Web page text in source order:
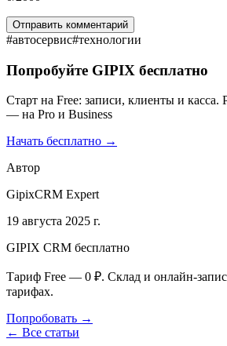
Отправить комментарий
#автосервис#технологии
Попробуйте GIPIX бесплатно
Старт на Free: записи, клиенты и
— на Pro и Business
Начать бесплатно →
Автор
GipixCRM Expert
19 августа 2025 г.
GIPIX CRM бесплатно
Тариф Free — 0 ₽. Склад и онлайн-
тарифах.
Попробовать →
← Все статьи